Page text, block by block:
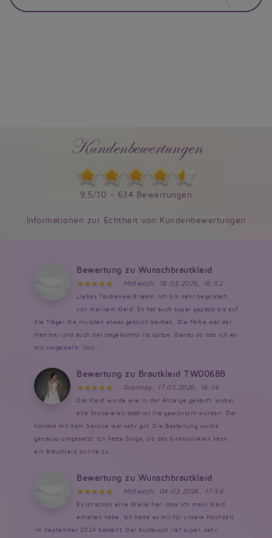
Kundenbewertungen
9,5/10 - 634 Bewertungen
Informationen zur Echtheit von Kundenbewertungen
Bewertung zu Wunschbrautkleid
Mittwoch, 18.03.2026, 16:52
Liebes Taubenweiß team, Ich bin sehr begeistert
von meinem Kleid. Es hat auch super gepasst bis auf
die Träger die mussten etwas gekürzt werden. Die Farbe war der
Hammer und auch der tragekomfor ist spitze. Genau so hab ich es
mir vorgestellt. Von...
Bewertung zu Brautkleid TW0068B
Dienstag, 17.03.2026, 16:14
Das Kleid wurde wie in der Anzeige gekauft, wobei
alle Stickereien statt rot lila gewünscht wurden. Der
Kontakt mit dem Service war sehr gut. Die Bestellung wurde
genauso umgesetzt. Ich hatte Sorge, ob das funktionieren kann,
ein Brautkleid online zu...
Bewertung zu Wunschbrautkleid
Mittwoch, 04.03.2026, 17:58
Es ist schon eine Weile her, dass ich mein Kleid
erhalten habe. Ich hatte es mir für unsere Hochzeit
im September 2024 bestellt. Der Austausch lief super, sehr